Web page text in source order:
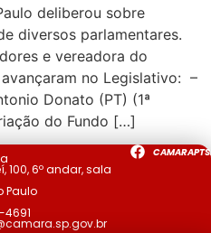
deliberou sobre
diversos parlamentares.
e vereadora do
no Legislativo: –
Donato (PT) (1ª
do Fundo […]
100, 6º andar, sala
Paulo
4691